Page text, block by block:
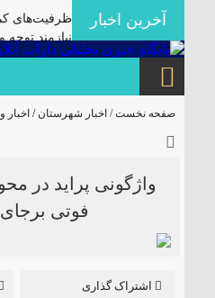
آخرین اخبار
ظرفیت‌های
نیازمند
برگزاری
شهرستان
🔴دارابگرد
دارابگرد
۞
یک فوتی بر
صفحه نخست / اخبار شهرستان/ اخبار
واژگونی پراید در
فوتی
اشتراک گذاری